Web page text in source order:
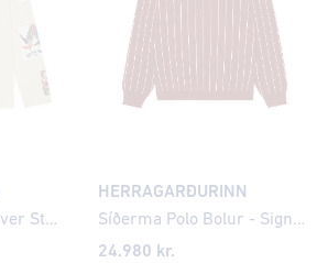
Síðermabolur - Allover Stamps
HERRAGARÐURINN
Síðerma Polo Bolur - Signature Knit Pinstriped
24.980 kr.